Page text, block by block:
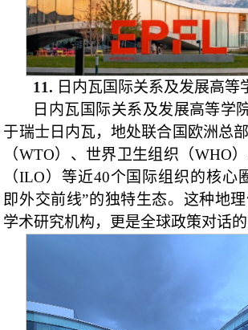
11. 日内瓦国际关系及发展高等
日内瓦国际关系及发展高等学
于瑞士日内瓦，地处联合国欧洲总
（WTO）、世界卫生组织（WHO
（ILO）等近40个国际组织的核心
即外交前线”的独特生态。这种地
学术研究机构，更是全球政策对话的